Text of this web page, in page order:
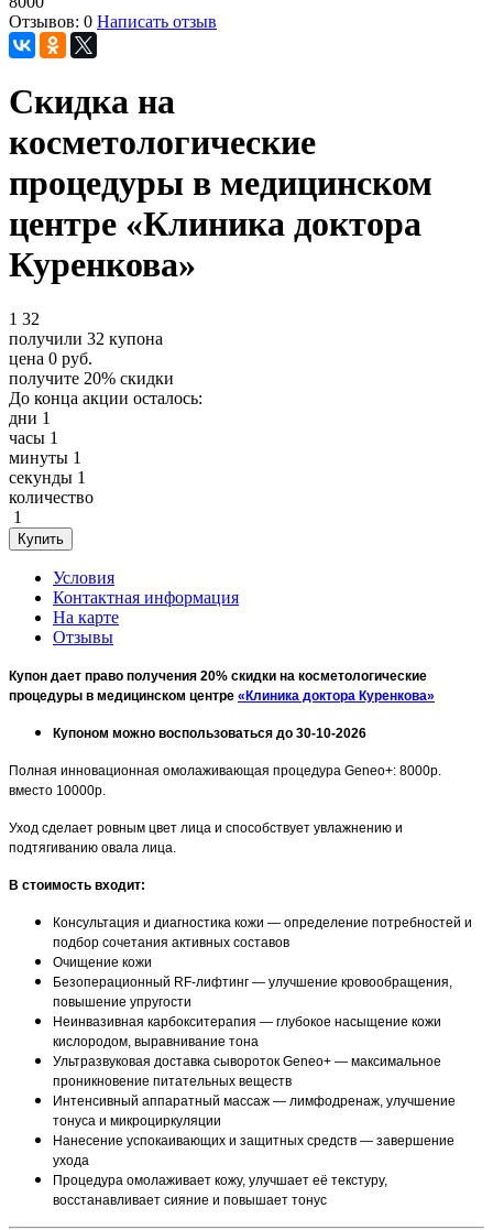
Отзывов: 0 Написать отзыв
Скидка на
косметологические
процедуры в медицинском
центре «Клиника доктора
Куренкова»
1 32
получили 32 купона
цена 0 руб.
получите 20% скидки
До конца акции осталось:
дни 1
часы 1
минуты 1
секунды 1
количество
1
Условия
Контактная информация
На карте
Отзывы
Купон дает право получения 20% скидки на косметологические
процедуры в медицинском центре «Клиника доктора Куренкова»
Купоном можно воспользоваться до 30-10-2026
Полная инновационная омолаживающая процедура Geneo+: 8000р.
вместо 10000р.
Уход сделает ровным цвет лица и способствует увлажнению и
подтягиванию овала лица.
В стоимость входит:
Консультация и диагностика кожи — определение потребностей и
подбор сочетания активных составов
Очищение кожи
Безоперационный RF-лифтинг — улучшение кровообращения,
повышение упругости
Неинвазивная карбокситерапия — глубокое насыщение кожи
кислородом, выравнивание тона
Ультразвуковая доставка сывороток Geneo+ — максимальное
проникновение питательных веществ
Интенсивный аппаратный массаж — лимфодренаж, улучшение
тонуса и микроциркуляции
Нанесение успокаивающих и защитных средств — завершение
ухода
Процедура омолаживает кожу, улучшает её текстуру,
восстанавливает сияние и повышает тонус